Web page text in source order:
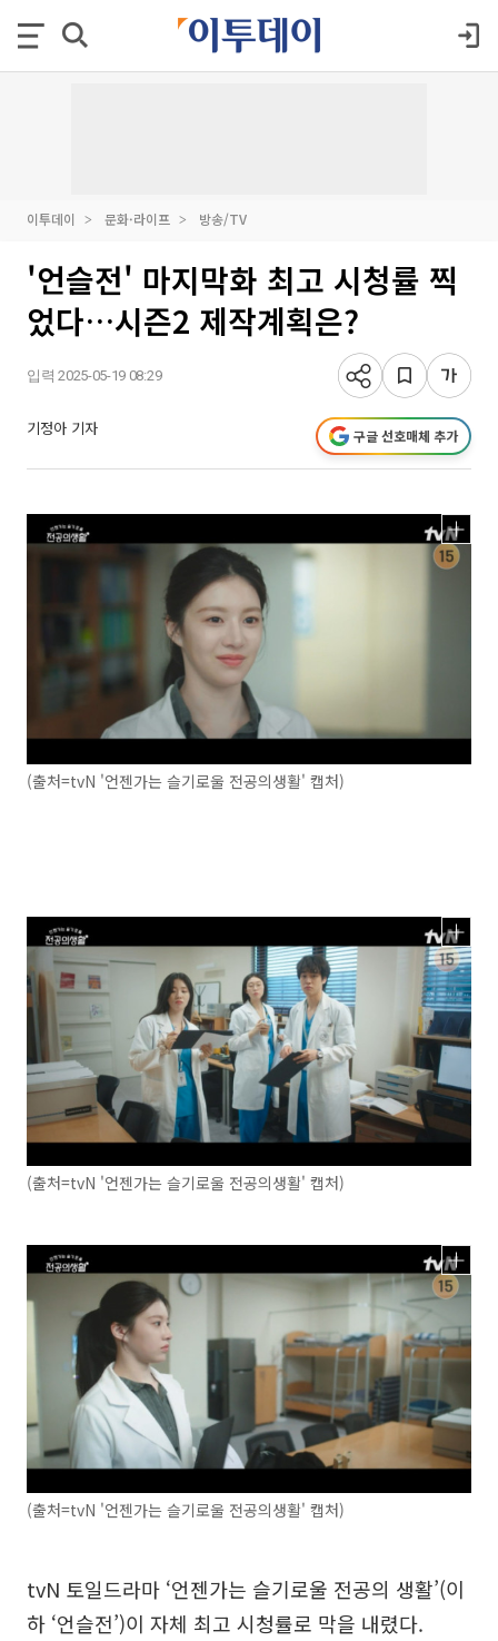
이투데이 문화·라이프 방송/TV
'언슬전' 마지막화 최고 시청률 찍
었다…시즌2 제작계획은?
입력 2025-05-19 08:29
기정아 기자 구글 선호매체 추가
(출처=tvN '언젠가는 슬기로울 전공의생활' 캡처)
(출처=tvN '언젠가는 슬기로울 전공의생활' 캡처)
(출처=tvN '언젠가는 슬기로울 전공의생활' 캡처)
tvN 토일드라마 ‘언젠가는 슬기로울 전공의 생활’(이
하 ‘언슬전’)이 자체 최고 시청률로 막을 내렸다.